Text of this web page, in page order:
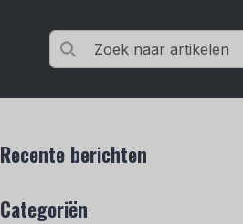
Recente berichten
Categoriën